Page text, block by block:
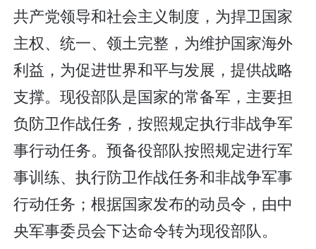
共产党领导和社会主义制度，为捍卫国家
主权、统一、领土完整，为维护国家海外
利益，为促进世界和平与发展，提供战略
支撑。现役部队是国家的常备军，主要担
负防卫作战任务，按照规定执行非战争军
事行动任务。预备役部队按照规定进行军
事训练、执行防卫作战任务和非战争军事
行动任务；根据国家发布的动员令，由中
央军事委员会下达命令转为现役部队。